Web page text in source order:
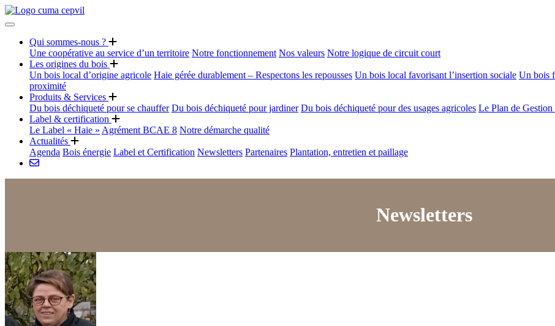
Qui sommes-nous ?
Une coopérative au service d’un territoire Notre fonctionnement Nos valeurs Notre logique de circuit court
Les origines du bois
Un bois local d’origine agricole Haie gérée durablement – Respectons les repousses Un bois local favorisant l’insertion sociale Un bois
proximité
Produits & Services
Du bois déchiqueté pour se chauffer Du bois déchiqueté pour jardiner Du bois déchiqueté pour des usages agricoles Le Plan de
Label & certification
Le Label « Haie » Agrément BCAE 8 Notre démarche qualité
Actualités
Agenda Bois énergie Label et Certification Newsletters Partenaires Plantation, entretien et paillage
Newsletters